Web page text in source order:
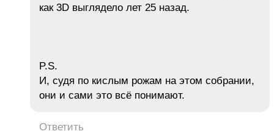
как 3D выглядело лет 25 назад.
P.S.
И, судя по кислым рожам на этом собрании,
они и сами это всё понимают.
Ответить